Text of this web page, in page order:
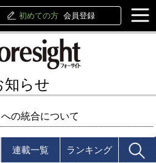
初めての方 会員登録
知らせ
の統合について
連載一覧 ランキング